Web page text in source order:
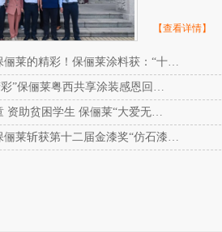
【查看详情】
俪莱的精彩！保俪莱涂料获：“十…
”保俪莱粤西共享涂装感恩回…
资助贫困学生 保俪莱“大爱无…
俪莱斩获第十二届金漆奖“仿石漆…